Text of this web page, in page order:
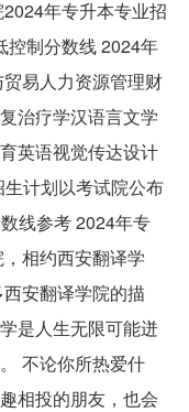
年专升本专业招
控制分数线 2024年
易人力资源管理财
治疗学汉语言文学
英语视觉传达设计
计划以考试院公布
线参考 2024年专
相约西安翻译学
安翻译学院的描
是人生无限可能迸
不论你所热爱什
相投的朋友，也会